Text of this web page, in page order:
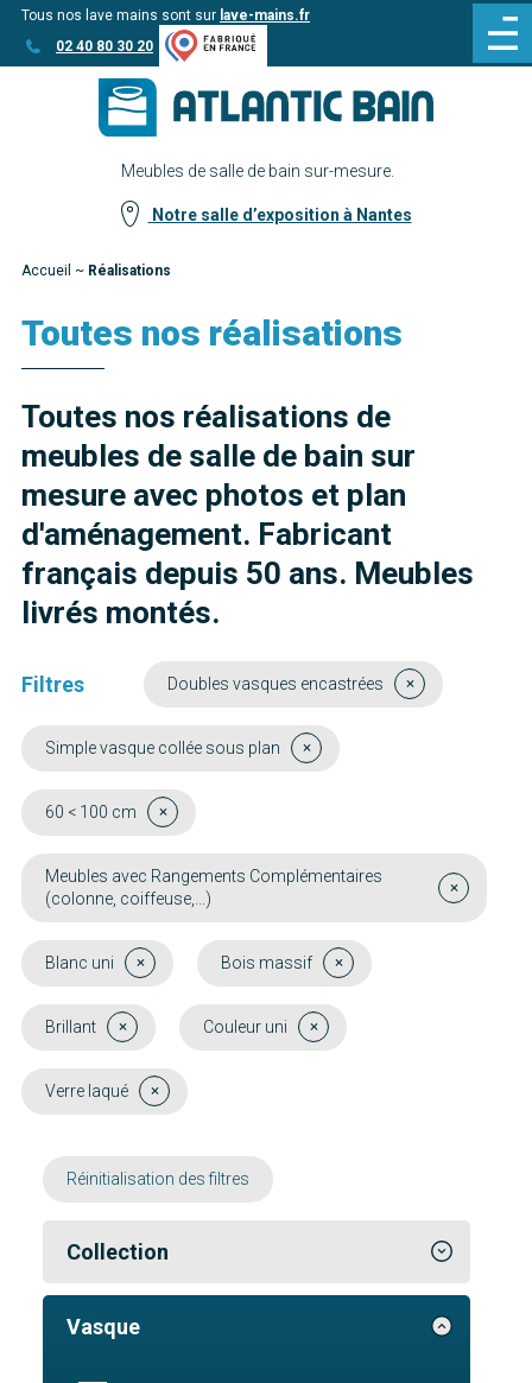
Aller
au
Aller au
contenu
Tous nos lave mains sont sur lave-mains.fr
02 40 80 30 20
Meubles de salle de bain sur-mesure.
Notre salle d’exposition à Nantes
Accueil ~ Réalisations
Toutes nos réalisations
Toutes nos réalisations de
meubles de salle de bain sur
mesure avec photos et plan
d'aménagement. Fabricant
français depuis 50 ans. Meubles
livrés montés.
Filtres Doubles vasques encastrées
Simple vasque collée sous plan
60 < 100 cm
Meubles avec Rangements Complémentaires
(colonne, coiffeuse,...)
Blanc uni Bois massif
Brillant Couleur uni
Verre laqué
Réinitialisation des filtres
Collection
Vasque